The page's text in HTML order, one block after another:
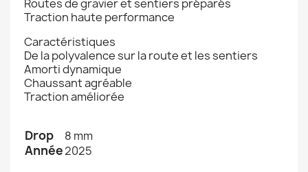
Routes de gravier et sentiers préparés
Traction haute performance
Caractéristiques
De la polyvalence sur la route et les sentiers
Amorti dynamique
Chaussant agréable
Traction améliorée
Drop 8 mm
Année2025